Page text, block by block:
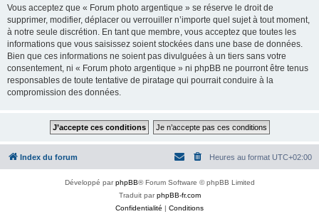
Vous acceptez que « Forum photo argentique » se réserve le droit de
supprimer, modifier, déplacer ou verrouiller n’importe quel sujet à tout moment,
à notre seule discrétion. En tant que membre, vous acceptez que toutes les
informations que vous saisissez soient stockées dans une base de données.
Bien que ces informations ne soient pas divulguées à un tiers sans votre
consentement, ni « Forum photo argentique » ni phpBB ne pourront être tenus
responsables de toute tentative de piratage qui pourrait conduire à la
compromission des données.
Index du forum Heures au format UTC+02:00
Développé parphpBB® Forum Software © phpBB Limited
Traduit parphpBB-fr.com
Confidentialité | Conditions